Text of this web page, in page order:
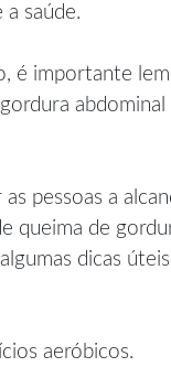
a saúde.
é importante
abdominal
as pessoas a
queima de
dicas
aeróbicos.